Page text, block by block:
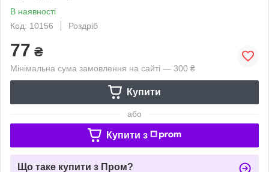
В наявності
Код: 10156
Роздріб
77 ₴
Мінімальна сума замовлення на сайті — 300 ₴
Купити
або
Купити з
Що таке купити з Пром?